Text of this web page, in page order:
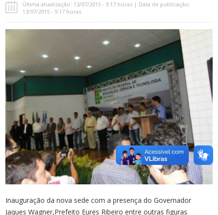
Última atualização: 13/07/2015 - 9:17 horas | Data de publicação:
13/07/2015 - 9:17 horas
Inauguração da nova sede com a presença do Governador
Jaques Wagner,Prefeito Eures Ribeiro entre outras figuras